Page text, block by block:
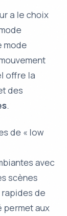
a le choix
mode
offre la
des
.
de « low
avec
scènes
de
permet aux